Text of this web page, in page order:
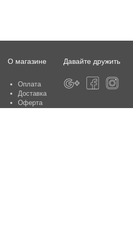
О магазине
Оплата
Доставка
Оферта
Давайте дружить